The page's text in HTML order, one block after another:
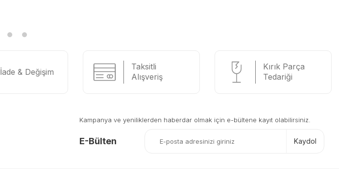
İade & Değişim
Taksitli
Alışveriş
Kırık Parça
Tedariği
Kampanya ve yeniliklerden haberdar olmak için e-bültene kayıt olabilirsiniz.
E-Bülten Kaydol